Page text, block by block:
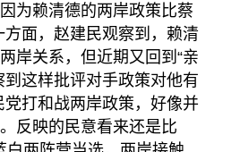
为赖清德的两岸政策比蔡
方面，赵建民观察到，赖清
岸关系，但近期又回到“亲
到这样批评对手政策对他有
党打和战两岸政策，好像并
反映的民意看来还是比